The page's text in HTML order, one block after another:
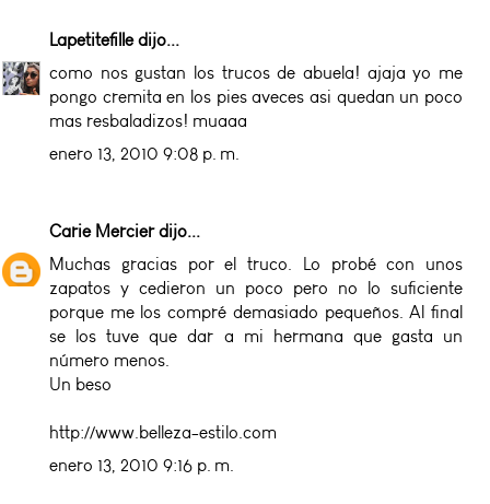
Lapetitefilledijo...
como nos gustan los trucos de abuela! ajaja yo me
pongo cremita en los pies aveces asi quedan un poco
mas resbaladizos! muaaa
enero 13, 2010 9:08 p. m.
Carie Mercierdijo...
Muchas gracias por el truco. Lo probé con unos
zapatos y cedieron un poco pero no lo suficiente
porque me los compré demasiado pequeños. Al final
se los tuve que dar a mi hermana que gasta un
número menos.
Un beso
http://www.belleza-estilo.com
enero 13, 2010 9:16 p. m.